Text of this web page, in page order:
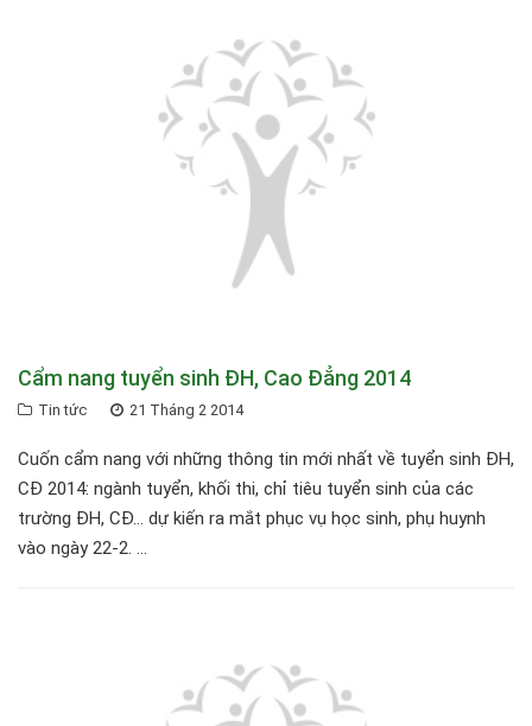
Cẩm nang tuyển sinh ĐH, Cao Đẳng 2014
Tin tức 21 Tháng 2 2014
Cuốn cẩm nang với những thông tin mới nhất về tuyển sinh ÐH,
CÐ 2014: ngành tuyển, khối thi, chỉ tiêu tuyển sinh của các
trường ÐH, CÐ... dự kiến ra mắt phục vụ học sinh, phụ huynh
vào ngày 22-2. ...